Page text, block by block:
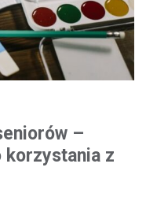
–
korzystania z